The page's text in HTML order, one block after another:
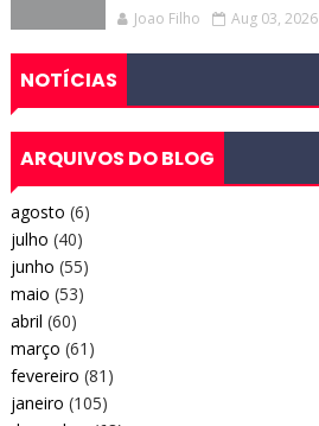
Joao Filho Aug 03, 2026
NOTÍCIAS
ARQUIVOS DO BLOG
agosto (6)
julho (40)
junho (55)
maio (53)
abril (60)
março (61)
fevereiro (81)
janeiro (105)